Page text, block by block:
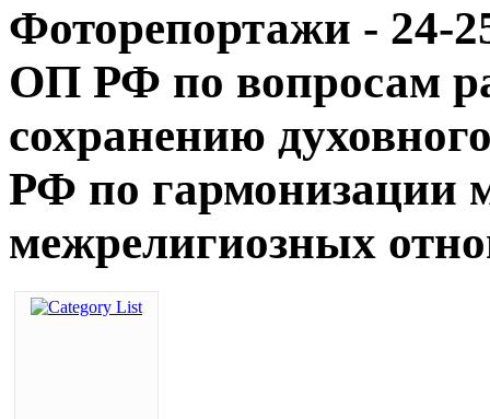
Фоторепортажи - 24-
ОП РФ по вопросам
сохранению
РФ по гармонизации
межрелигиозных